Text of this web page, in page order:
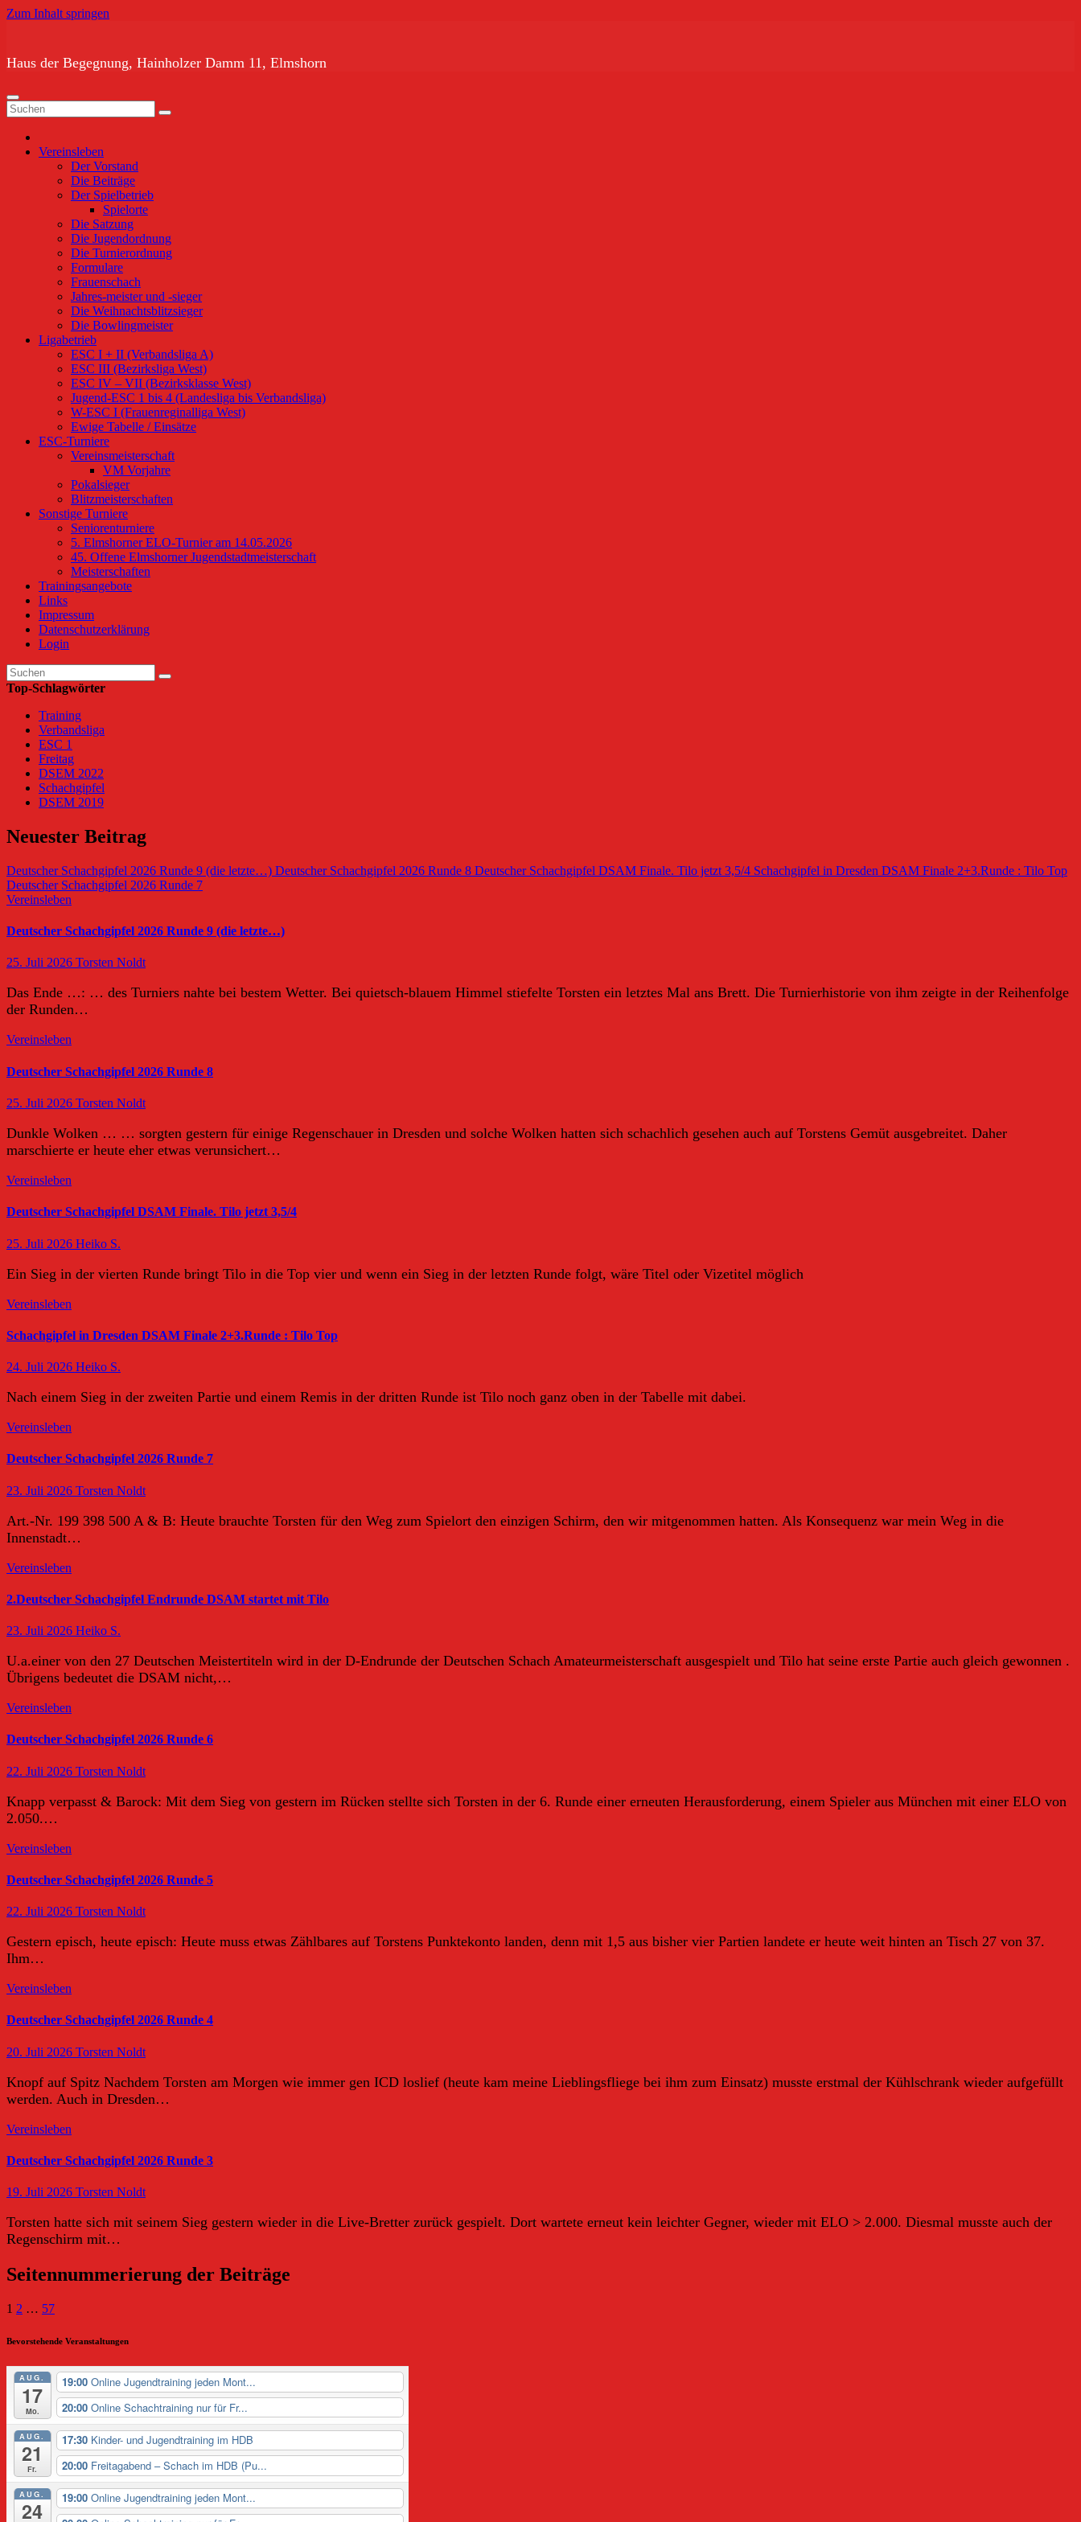
Zum Inhalt springen
Haus der Begegnung, Hainholzer Damm 11, Elmshorn
Vereinsleben
Der Vorstand
Die Beiträge
Der Spielbetrieb
Spielorte
Die Satzung
Die Jugendordnung
Die Turnierordnung
Formulare
Frauenschach
Jahres-meister und -sieger
Die Weihnachtsblitzsieger
Die Bowlingmeister
Ligabetrieb
ESC I + II (Verbandsliga A)
ESC III (Bezirksliga West)
ESC IV – VII (Bezirksklasse West)
Jugend-ESC 1 bis 4 (Landesliga bis Verbandsliga)
W-ESC I (Frauenreginalliga West)
Ewige Tabelle / Einsätze
ESC-Turniere
Vereinsmeisterschaft
VM Vorjahre
Pokalsieger
Blitzmeisterschaften
Sonstige Turniere
Seniorenturniere
5. Elmshorner ELO-Turnier am 14.05.2026
45. Offene Elmshorner Jugendstadtmeisterschaft
Meisterschaften
Trainingsangebote
Links
Impressum
Datenschutzerklärung
Login
Top-Schlagwörter
Training
Verbandsliga
ESC 1
Freitag
DSEM 2022
Schachgipfel
DSEM 2019
Neuester Beitrag
Deutscher Schachgipfel 2026 Runde 9 (die letzte…) Deutscher Schachgipfel 2026 Runde 8 Deutscher Schachgipfel DSAM Finale. Tilo jetzt 3,5/4 Schachgipfel in Dresden DSAM Finale 2+3.Runde : Tilo Top
Deutscher Schachgipfel 2026 Runde 7
Vereinsleben
Deutscher Schachgipfel 2026 Runde 9 (die letzte…)
25. Juli 2026 Torsten Noldt
Das Ende …: … des Turniers nahte bei bestem Wetter. Bei quietsch-blauem Himmel stiefelte Torsten ein letztes Mal ans Brett. Die Turnierhistorie von ihm zeigte in der Reihenfolge
der Runden…
Vereinsleben
Deutscher Schachgipfel 2026 Runde 8
25. Juli 2026 Torsten Noldt
Dunkle Wolken … … sorgten gestern für einige Regenschauer in Dresden und solche Wolken hatten sich schachlich gesehen auch auf Torstens Gemüt ausgebreitet. Daher
marschierte er heute eher etwas verunsichert…
Vereinsleben
Deutscher Schachgipfel DSAM Finale. Tilo jetzt 3,5/4
25. Juli 2026 Heiko S.
Ein Sieg in der vierten Runde bringt Tilo in die Top vier und wenn ein Sieg in der letzten Runde folgt, wäre Titel oder Vizetitel möglich
Vereinsleben
Schachgipfel in Dresden DSAM Finale 2+3.Runde : Tilo Top
24. Juli 2026 Heiko S.
Nach einem Sieg in der zweiten Partie und einem Remis in der dritten Runde ist Tilo noch ganz oben in der Tabelle mit dabei.
Vereinsleben
Deutscher Schachgipfel 2026 Runde 7
23. Juli 2026 Torsten Noldt
Art.-Nr. 199 398 500 A & B: Heute brauchte Torsten für den Weg zum Spielort den einzigen Schirm, den wir mitgenommen hatten. Als Konsequenz war mein Weg in die
Innenstadt…
Vereinsleben
2.Deutscher Schachgipfel Endrunde DSAM startet mit Tilo
23. Juli 2026 Heiko S.
U.a.einer von den 27 Deutschen Meistertiteln wird in der D-Endrunde der Deutschen Schach Amateurmeisterschaft ausgespielt und Tilo hat seine erste Partie auch gleich gewonnen .
Übrigens bedeutet die DSAM nicht,…
Vereinsleben
Deutscher Schachgipfel 2026 Runde 6
22. Juli 2026 Torsten Noldt
Knapp verpasst & Barock: Mit dem Sieg von gestern im Rücken stellte sich Torsten in der 6. Runde einer erneuten Herausforderung, einem Spieler aus München mit einer ELO von
2.050.…
Vereinsleben
Deutscher Schachgipfel 2026 Runde 5
22. Juli 2026 Torsten Noldt
Gestern episch, heute episch: Heute muss etwas Zählbares auf Torstens Punktekonto landen, denn mit 1,5 aus bisher vier Partien landete er heute weit hinten an Tisch 27 von 37.
Ihm…
Vereinsleben
Deutscher Schachgipfel 2026 Runde 4
20. Juli 2026 Torsten Noldt
Knopf auf Spitz Nachdem Torsten am Morgen wie immer gen ICD loslief (heute kam meine Lieblingsfliege bei ihm zum Einsatz) musste erstmal der Kühlschrank wieder aufgefüllt
werden. Auch in Dresden…
Vereinsleben
Deutscher Schachgipfel 2026 Runde 3
19. Juli 2026 Torsten Noldt
Torsten hatte sich mit seinem Sieg gestern wieder in die Live-Bretter zurück gespielt. Dort wartete erneut kein leichter Gegner, wieder mit ELO > 2.000. Diesmal musste auch der
Regenschirm mit…
Seitennummerierung der Beiträge
1 2 … 57
Bevorstehende Veranstaltungen
AUG.
17
Mo.
19:00 Online Jugendtraining jeden Mont...
20:00 Online Schachtraining nur für Fr...
AUG.
21
Fr.
17:30 Kinder- und Jugendtraining im HDB
20:00 Freitagabend – Schach im HDB (Pu...
AUG.
24
19:00 Online Jugendtraining jeden Mont...